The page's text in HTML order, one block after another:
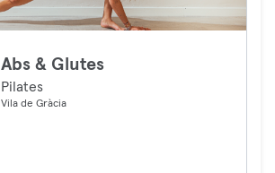
Abs & Glutes
Pilates
Vila de Gràcia